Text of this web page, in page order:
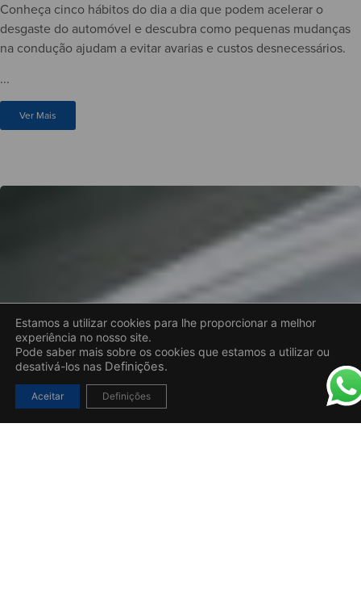
Conheça cinco hábitos do dia a dia que podem acelerar o
desgaste do automóvel e descubra como pequenas mudanças
na condução ajudam a evitar avarias e custos desnecessários.
...
Ver Mais
Estamos a utilizar cookies para lhe proporcionar a melhor
experiência no nosso site.
Pode saber mais sobre os cookies que estamos a utilizar ou
desativá-los nas Definições.
Aceitar Definições